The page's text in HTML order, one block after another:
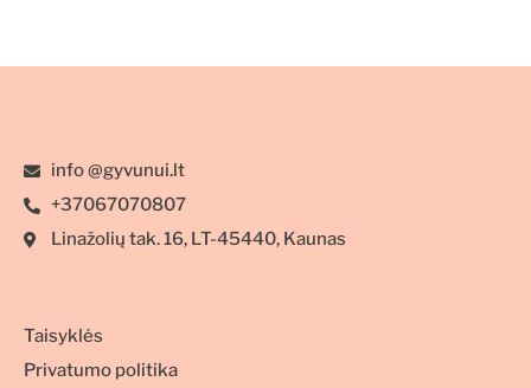
info @gyvunui.lt
+37067070807
Linažolių tak. 16, LT-45440, Kaunas
Taisyklės
Privatumo politika